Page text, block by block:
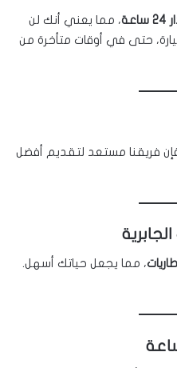
، مما يعني أنك لن
حتى في أوقات متأخرة من
فريقنا مستعد لتقديم أفضل
، مما يجعل حياتك أسهل.